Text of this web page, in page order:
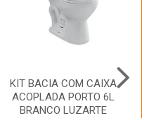
KIT BACIA COM CAIXA
ACOPLADA PORTO 6L
BRANCO LUZARTE